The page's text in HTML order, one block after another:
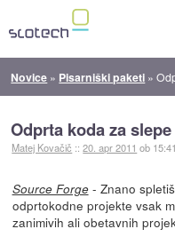
Novice » Pisarniški paketi »
Odprta koda za
Matej Kovačič ::20. apr 2011 ob 15:41
Source Forge- Znano
odprtokodne projekte vsak
zanimivih ali obetavnih